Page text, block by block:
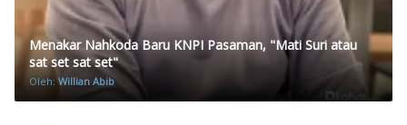
Menakar Nahkoda Baru KNPI Pasaman, "Mati Suri atau
sat set sat set"
Oleh:Willian Abib